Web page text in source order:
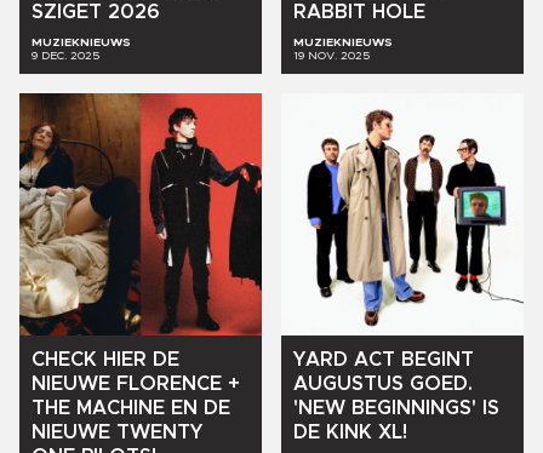
SZIGET 2026
MUZIEKNIEUWS
9 DEC. 2025
RABBIT HOLE
MUZIEKNIEUWS
19 NOV. 2025
CHECK HIER DE
NIEUWE FLORENCE +
THE MACHINE EN
DE
NIEUWE TWENTY
YARD ACT BEGINT
AUGUSTUS GOED.
'NEW BEGINNINGS'
IS
DE KINK XL!